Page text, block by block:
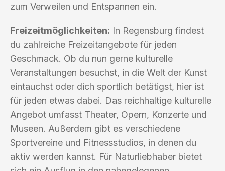
zum Verweilen und Entspannen ein.
Freizeitmöglichkeiten: In Regensburg findest
du zahlreiche Freizeitangebote für jeden
Geschmack. Ob du nun gerne kulturelle
Veranstaltungen besuchst, in die Welt der Kunst
eintauchst oder dich sportlich betätigst, hier ist
für jeden etwas dabei. Das reichhaltige kulturelle
Angebot umfasst Theater, Opern, Konzerte und
Museen. Außerdem gibt es verschiedene
Sportvereine und Fitnessstudios, in denen du
aktiv werden kannst. Für Naturliebhaber bietet